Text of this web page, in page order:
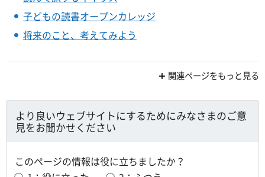
子どもの読書オープンカレッジ
将来のこと、考えてみよう
関連ページをもっと見る
より良いウェブサイトにするためにみなさまのご意
見をお聞かせください
このページの情報は役に立ちましたか？